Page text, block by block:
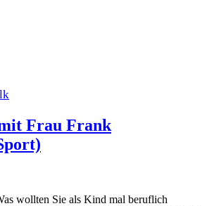
Frau Frank
wollten Sie als Kind mal beruflich